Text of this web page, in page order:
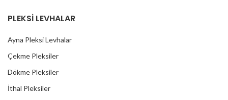
PLEKSİ LEVHALAR
Ayna Pleksi Levhalar
Çekme Pleksiler
Dökme Pleksiler
İthal Pleksiler